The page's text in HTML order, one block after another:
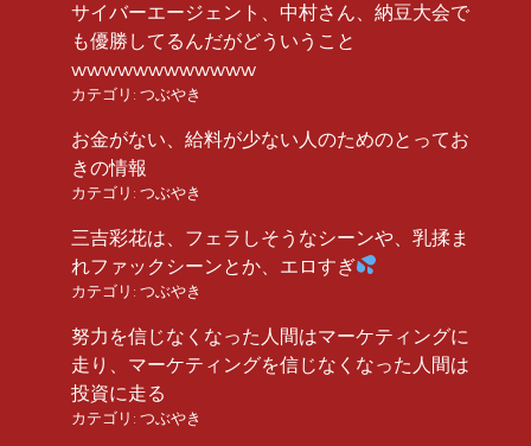
サイバーエージェント、中村さん、納豆大会で
も優勝してるんだがどういうこと
wwwwwwwwwwww
カテゴリ: つぶやき
お金がない、給料が少ない人のためのとってお
きの情報
カテゴリ: つぶやき
三吉彩花は、フェラしそうなシーンや、乳揉ま
れファックシーンとか、エロすぎ
カテゴリ: つぶやき
努力を信じなくなった人間はマーケティングに
走り、マーケティングを信じなくなった人間は
投資に走る
カテゴリ: つぶやき